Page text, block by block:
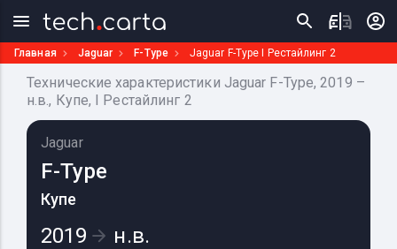
Главная Jaguar F-Type Jaguar F-Type I Рестайлинг 2
Технические характеристики Jaguar F-Type, 2019 –
н.в., Купе, I Рестайлинг 2
Jaguar
F-Type
Купе
2019 н.в.